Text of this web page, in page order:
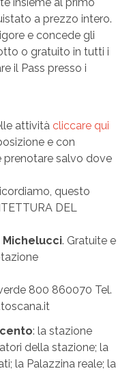
insieme al primo
a prezzo intero.
e concede gli
o gratuito in tutti i
il Pass presso i
attività cliccare qui
e con
prenotare salvo dove
questo
DEL
Michelucci. Gratuite e
800 860070 Tel.
: la stazione
della stazione; la
la Palazzina reale; la